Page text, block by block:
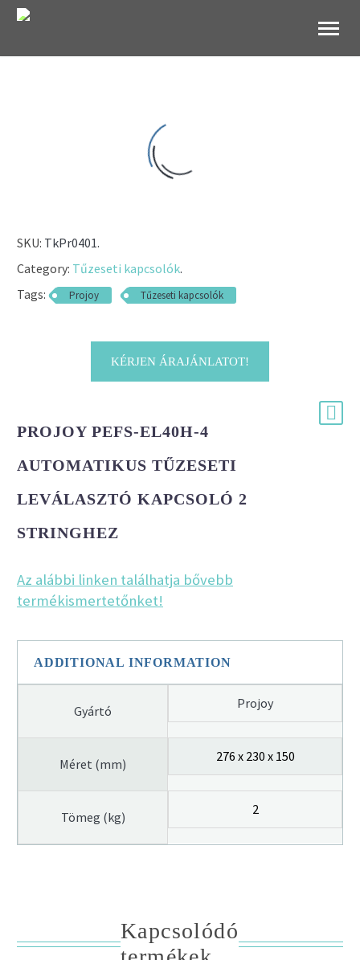
SKU: TkPr0401.
Category: Tűzeseti kapcsolók.
Tags:
Projoy Tűzeseti kapcsolók
KÉRJEN ÁRAJÁNLATOT!
PROJOY PEFS-EL40H-4
AUTOMATIKUS TŰZESETI
LEVÁLASZTÓ KAPCSOLÓ 2
STRINGHEZ
Az alábbi linken találhatja bővebb
termékismertetőnket!
ADDITIONAL INFORMATION
Gyártó Projoy
Méret (mm) 276 x 230 x 150
Tömeg (kg) 2
Kapcsolódó